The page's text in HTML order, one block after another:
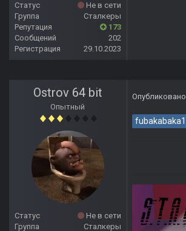
Статус
Не в сети
Группа
Сталкеры
Репутация
173
Сообщений
202
Регистрация
29.10.2023
Ostrov 64 bit
Опытный
Статус
Не в сети
Группа
Сталкеры
Опубликовано
fubakabaka1